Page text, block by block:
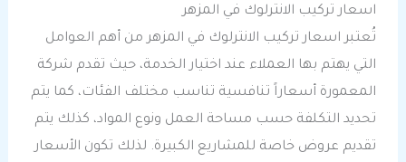
اسعار تركيب الانترلوك في المزهر
تُعتبر اسعار تركيب الانترلوك في المزهر من أهم العوامل
التي يهتم بها العملاء عند اختيار الخدمة، حيث تقدم شركة
المعمورة أسعاراً تنافسية تناسب مختلف الفئات، كما يتم
تحديد التكلفة حسب مساحة العمل ونوع المواد، كذلك يتم
تقديم عروض خاصة للمشاريع الكبيرة. لذلك تكون الأسعار